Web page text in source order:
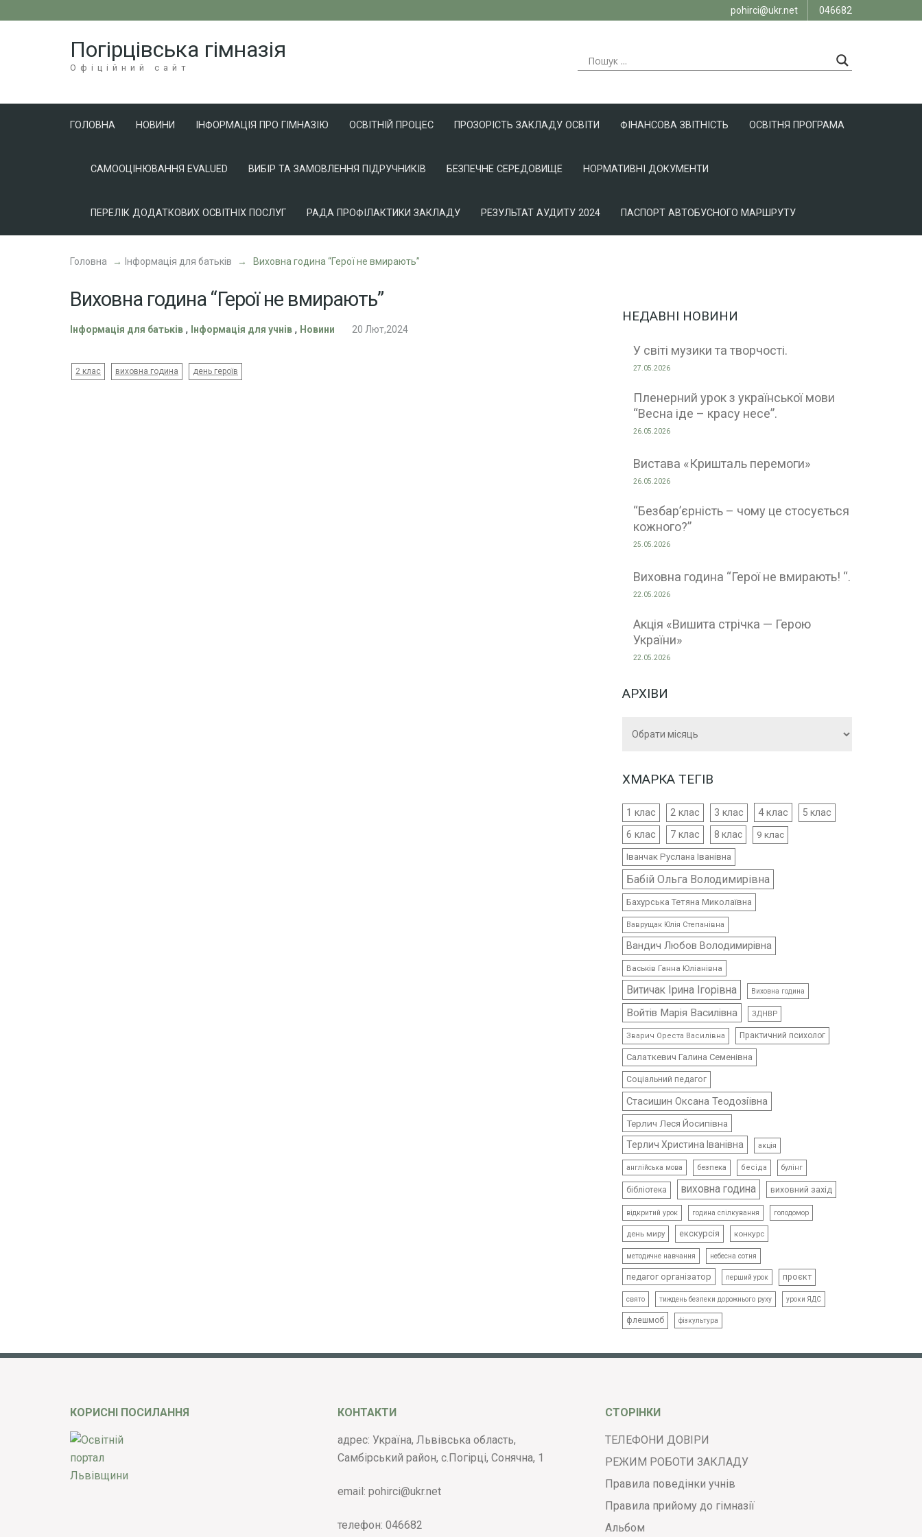
pohirci@ukr.net 046682
Погірцівська гімназія
Офіційний сайт
ГОЛОВНА НОВИНИ ІНФОРМАЦІЯ ПРО ГІМНАЗІЮ ОСВІТНІЙ ПРОЦЕС ПРОЗОРІСТЬ ЗАКЛАДУ ОСВІТИ ФІНАНСОВА ЗВІТНІСТЬ ОСВІТНЯ ПРОГРАМА
САМООЦІНЮВАННЯ EVALUED ВИБІР ТА ЗАМОВЛЕННЯ ПІДРУЧНИКІВ БЕЗПЕЧНЕ СЕРЕДОВИЩЕ НОРМАТИВНІ ДОКУМЕНТИ
ПЕРЕЛІК ДОДАТКОВИХ ОСВІТНІХ ПОСЛУГ РАДА ПРОФІЛАКТИКИ ЗАКЛАДУ РЕЗУЛЬТАТ АУДИТУ 2024 ПАСПОРТ АВТОБУСНОГО МАРШРУТУ
Головна → Інформація для батьків → Виховна година “Герої не вмирають”
Виховна година “Герої не вмирають”
Інформація для батьків , Інформація для учнів , Новини 20 Лют,2024
2 клас виховна година день героїв
НЕДАВНІ НОВИНИ
У світі музики та творчості.
27.05.2026
Пленерний урок з української мови
“Весна іде – красу несе”.
26.05.2026
Вистава «Кришталь перемоги»
26.05.2026
“Безбар’єрність – чому це стосується
кожного?”
25.05.2026
Виховна година “Герої не вмирають! “.
22.05.2026
Акція «Вишита стрічка — Герою
України»
22.05.2026
АРХІВИ
ХМАРКА ТЕГІВ
1 клас 2 клас 3 клас 4 клас 5 клас
6 клас 7 клас 8 клас 9 клас
Іванчак Руслана Іванівна
Бабій Ольга Володимирівна
Бахурська Тетяна Миколаївна
Ваврущак Юлія Степанівна
Вандич Любов Володимирівна
Васьків Ганна Юліанівна
Витичак Ірина Ігорівна Виховна година
Войтів Марія Василівна ЗДНВР
Зварич Ореста Василівна Практичний психолог
Салаткевич Галина Семенівна
Соціальний педагог
Стасишин Оксана Теодозіївна
Терлич Леся Йосипівна
Терлич Христина Іванівна
акція
англійська мова безпека бесіда булінг
бібліотека виховна година виховний захід
відкритий урок година спілкування голодомор
день миру екскурсія конкурс
методичне навчання небесна сотня
педагог організатор перший урок проєкт
свято тиждень безпеки дорожнього руху уроки ЯДС
флешмоб фізкультура
КОРИСНІ ПОСИЛАННЯ КОНТАКТИ
адрес: Україна, Львівська область,
Самбірський район, с.Погірці, Сонячна, 1
email: pohirci@ukr.net
телефон: 046682
СТОРІНКИ
ТЕЛЕФОНИ ДОВІРИ
РЕЖИМ РОБОТИ ЗАКЛАДУ
Правила поведінки учнів
Правила прийому до гімназії
Альбом